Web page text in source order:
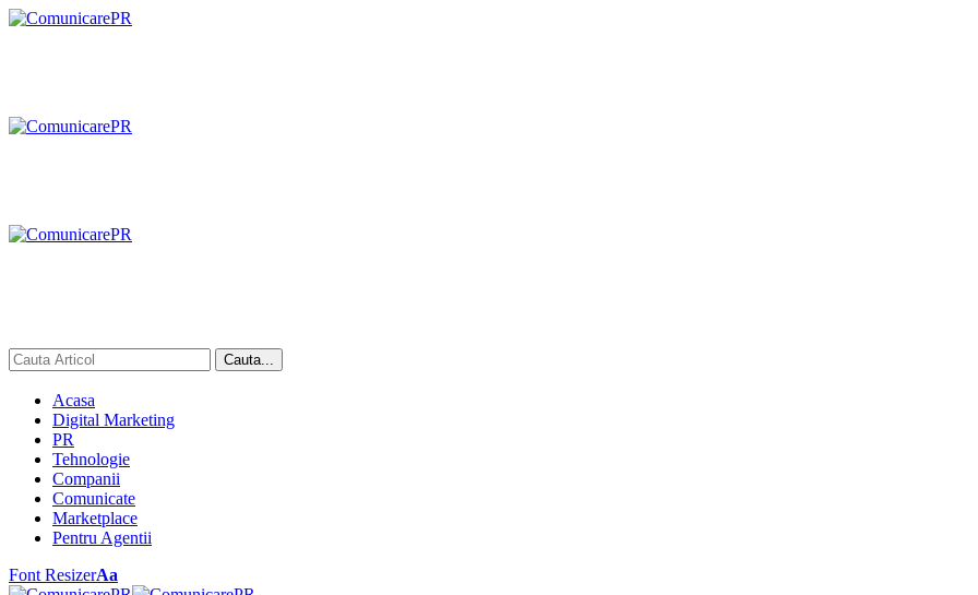
Acasa
Digital Marketing
PR
Tehnologie
Companii
Comunicate
Marketplace
Pentru Agentii
Font ResizerAa